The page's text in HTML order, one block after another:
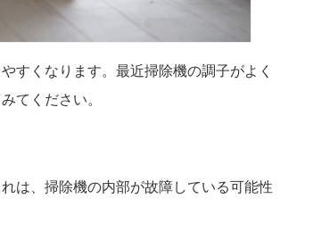
すくなります。最近掃除機の調子がよく
てください。
は、掃除機の内部が故障している可能性